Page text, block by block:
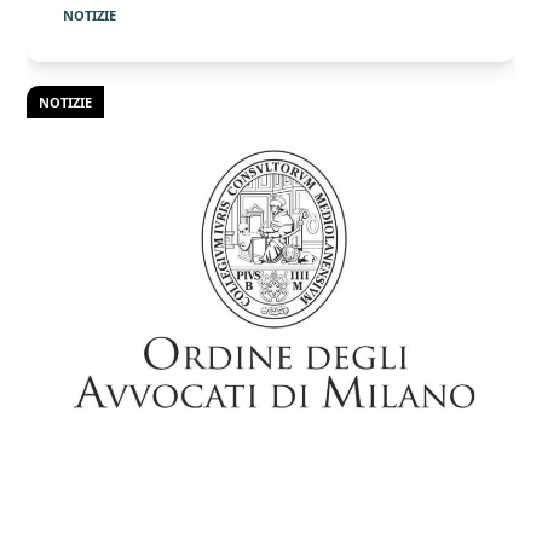
NOTIZIE
NOTIZIE